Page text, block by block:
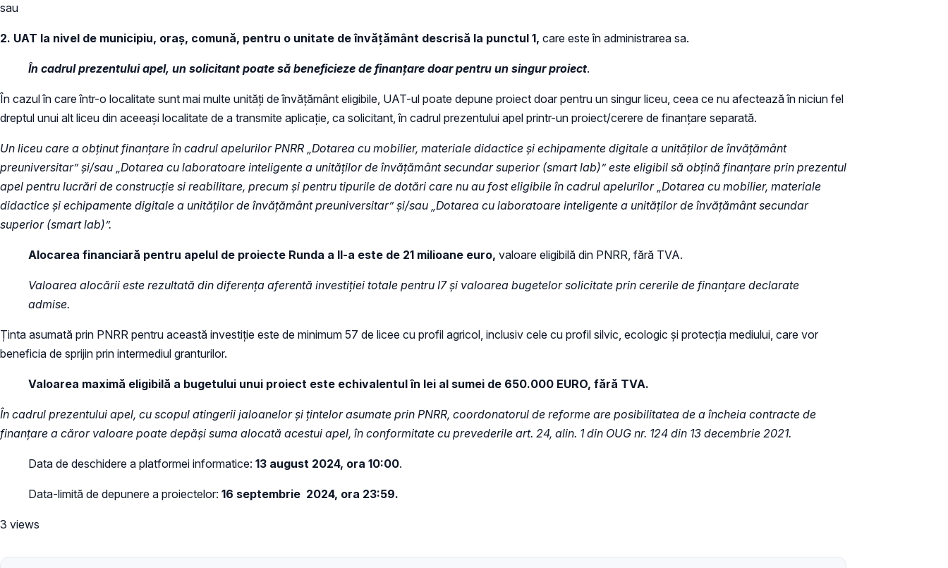
sau
2. UAT la nivel de municipiu, oraș, comună, pentru o unitate de învățământ descrisă la punctul 1, care este în administrarea sa.
În cadrul prezentului apel, un solicitant poate să beneficieze de finanțare doar pentru un singur proiect.
În cazul în care într-o localitate sunt mai multe unități de învățământ eligibile, UAT-ul poate depune proiect doar pentru un singur liceu, ceea ce nu afectează în niciun fel
dreptul unui alt liceu din aceeași localitate de a transmite aplicație, ca solicitant, în cadrul prezentului apel printr-un proiect/cerere de finanțare separată.
Un liceu care a obținut finanțare în cadrul apelurilor PNRR „Dotarea cu mobilier, materiale didactice și echipamente digitale a unităților de învățământ
preuniversitar” și/sau „Dotarea cu laboratoare inteligente a unităților de învățământ secundar superior (smart lab)” este eligibil să obțină finanțare prin prezentul
apel pentru lucrări de construcție si reabilitare, precum și pentru tipurile de dotări care nu au fost eligibile în cadrul apelurilor „Dotarea cu mobilier, materiale
didactice și echipamente digitale a unităților de învățământ preuniversitar” și/sau „Dotarea cu laboratoare inteligente a unităților de învățământ secundar
superior (smart lab)”.
Alocarea financiară pentru apelul de proiecte Runda a II-a este de 21 milioane euro, valoare eligibilă din PNRR, fără TVA.
Valoarea alocării este rezultată din diferența aferentă investiției totale pentru I7 și valoarea bugetelor solicitate prin cererile de finanțare declarate
admise.
Ținta asumată prin PNRR pentru această investiție este de minimum 57 de licee cu profil agricol, inclusiv cele cu profil silvic, ecologic și protecția mediului, care vor
beneficia de sprijin prin intermediul granturilor.
Valoarea maximă eligibilă a bugetului unui proiect este echivalentul în lei al sumei de 650.000 EURO, fără TVA.
În cadrul prezentului apel, cu scopul atingerii jaloanelor și țintelor asumate prin PNRR, coordonatorul de reforme are posibilitatea de a încheia contracte de
finanțare a căror valoare poate depăși suma alocată acestui apel, în conformitate cu prevederile art. 24, alin. 1 din OUG nr. 124 din 13 decembrie 2021.
Data de deschidere a platformei informatice: 13 august 2024, ora 10:00.
Data-limită de depunere a proiectelor: 16 septembrie 2024, ora 23:59.
3 views